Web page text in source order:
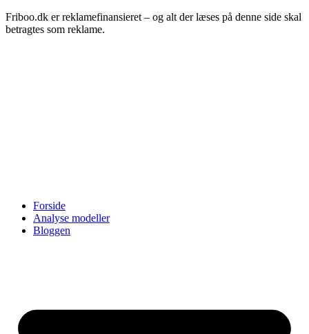
Friboo.dk er reklamefinansieret – og alt der læses på denne side skal
betragtes som reklame.
Forside
Analyse modeller
Bloggen